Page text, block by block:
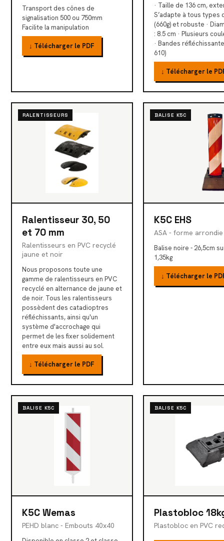
Transport des cônes de
signalisation 500 ou 750mm
Facilite la manipulation
↓ Télécharger le PDF
· Taille de 136 cm,
S’adapte à tous types
(660g) et robuste ·
: 8.5 cm · Plusieurs
· Bandes
610)
↓ Télécharger le
RALENTISSEURS
Ralentisseur 30, 50
et 70 mm
Ralentisseurs en PVC recyclé
jaune et noir
Nous proposons toute une
gamme de ralentisseurs en PVC
recyclé en alternance de jaune et
de noir. Tous les ralentisseurs
possèdent des catadioptres
réfléchissants, ainsi qu'un
système d'accrochage qui
permet de les fixer solidement
entre eux mais aussi au sol.
↓ Télécharger le PDF
BALISE K5C
K5C EHS
ASA - forme
Balise noire - 26,5cm
1,35kg
↓ Télécharger le
BALISE K5C
K5C Wemas
PEHD blanc - Embouts 40x40
BALISE K5C
Plastobloc
Plastobloc en PVC